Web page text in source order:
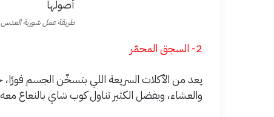
طريقة عمل شوربة العدس
2- السجق المحمّر
يعد من الأكلات السريعة اللي بتسخّن الجسم
والعشاء، ويفضل الكثير تناول كوب شاي بالنعاع